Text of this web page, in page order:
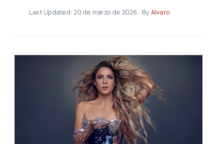
Last Updated: 20 de marzo de 2026 By Alvaro